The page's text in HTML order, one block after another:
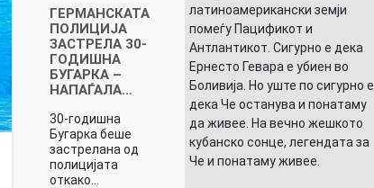
ГЕРМАНСКАТА
ПОЛИЦИЈА
ЗАСТРЕЛА 30-
ГОДИШНА
БУГАРКА –
НАПАЃАЛА…
30-годишна
Бугарка беше
застрелана од
полицијата
откако…
латиноамерикански земји
помеѓу Пацификот и
Антлантикот. Сигурно е дека
Ернесто Гевара е убиен во
Боливија. Но уште по сигурно е
дека Че останува и понатаму
да живее. На вечно жешкото
кубанско сонце, легендата за
Че и понатаму живее.